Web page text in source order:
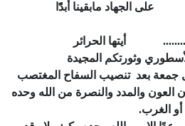
الجهاد مابقينا أبدًًا
أيتها الحرائر
وثورتكم المجيدة
جمعة بعد تنصيب السفاح المغتصب
والمدد والنصرة من الله وحده
الغرب.